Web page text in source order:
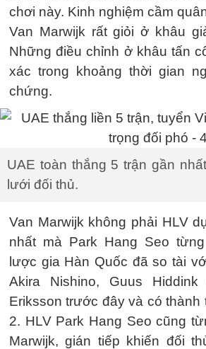
chơi này. Kinh nghiệm cầm
Van Marwijk rất giỏi ở khâu
Những điều chỉnh ở khâu tấn
xác trong khoảng thời gian
chứng.
UAE toàn thắng 5 trận gần
lưới đối thủ.
Van Marwijk không phải HLV
nhất mà Park Hang Seo
lược gia Hàn Quốc đã so tài
Akira Nishino, Guus Hiddink
Eriksson trước đây và có thành
2. HLV Park Hang Seo cũng
Marwijk, gián tiếp khiến đối